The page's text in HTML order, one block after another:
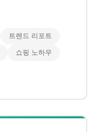
트렌드 리포트
쇼핑 노하우